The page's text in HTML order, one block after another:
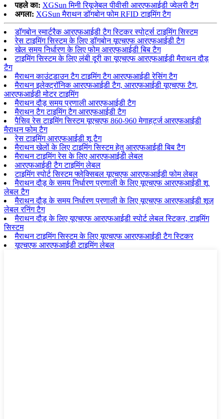
पहले का: XGSun मिनी रियूजेबल पीवीसी आरएफआईडी ज्वेलरी टैग
अगला: XGSun मैराथन डॉगबोन फोम RFID टाइमिंग टैग
डॉगबोन स्मार्टरैक आरएफआईडी टैग स्टिकर स्पोर्ट्स टाइमिंग सिस्टम
रेस टाइमिंग सिस्टम के लिए डॉगबोन यूएचएफ आरएफआईडी टैग
खेल समय निर्धारण के लिए फोम आरएफआईडी बिब टैग
टाइमिंग सिस्टम के लिए लंबी दूरी का यूएचएफ आरएफआईडी मैराथन दौड़
टैग
मैराथन काउंटडाउन टैग टाइमिंग टैग आरएफआईडी रेसिंग टैग
मैराथन इलेक्ट्रॉनिक आरएफआईडी टैग, आरएफआईडी यूएचएफ टैग,
आरएफआईडी मोटर टाइमिंग
मैराथन दौड़ समय प्रणाली आरएफआईडी टैग
मैराथन टैग टाइमिंग टैग आरएफआईडी टैग
पैसिव रेस टाइमिंग सिस्टम यूएचएफ 860-960 मेगाहर्ट्ज आरएफआईडी
मैराथन फोम टैग
रेस टाइमिंग आरएफआईडी शू टैग
मैराथन खेलों के लिए टाइमिंग सिस्टम हेतु आरएफआईडी बिब टैग
मैराथन टाइमिंग रेस के लिए आरएफआईडी लेबल
आरएफआईडी टैग टाइमिंग लेबल
टाइमिंग स्पोर्ट सिस्टम फ्लेक्सिबल यूएचएफ आरएफआईडी फोम लेबल
मैराथन दौड़ के समय निर्धारण प्रणाली के लिए यूएचएफ आरएफआईडी शू
लेबल टैग
मैराथन दौड़ के समय निर्धारण प्रणाली के लिए यूएचएफ आरएफआईडी शूज़
लेबल रनिंग टैग
मैराथन दौड़ के लिए यूएचएफ आरएफआईडी स्पोर्ट लेबल स्टिकर, टाइमिंग
सिस्टम
मैराथन टाइमिंग सिस्टम के लिए यूएचएफ आरएफआईडी टैग स्टिकर
यूएचएफ आरएफआईडी टाइमिंग लेबल